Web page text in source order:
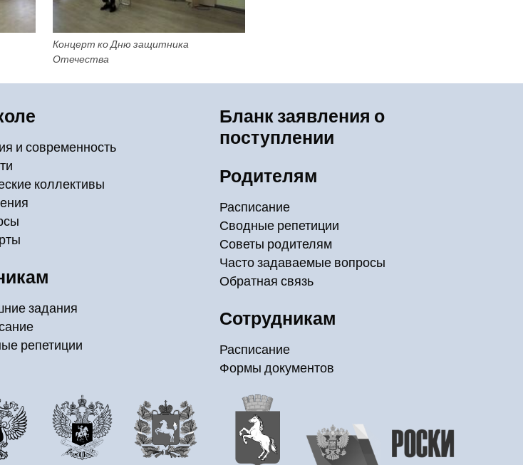
Концерт ко Дню защитника
Отечества
и современность
коллективы
задания
репетиции
Бланк заявления о
поступлении
Родителям
Расписание
Сводные репетиции
Советы родителям
Часто задаваемые вопросы
Обратная связь
Сотрудникам
Расписание
Формы документов